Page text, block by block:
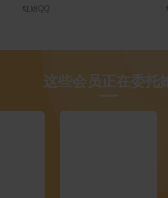
红娘QQ
这些会员正在委托她